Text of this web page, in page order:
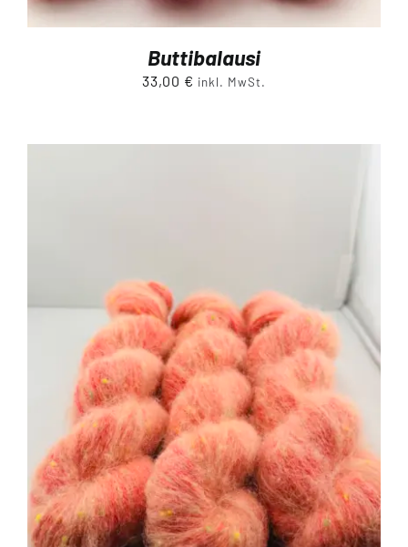
Buttibalausi
33,00 € inkl. MwSt.